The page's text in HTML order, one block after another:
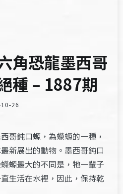
角恐龍墨西哥
種 – 1887期
26
哥鈍口螈，為蠑螈的一種，
新展出的動物。墨西哥鈍口
螈最大的不同是，牠一輩子
生活在水裡，因此，保持乾